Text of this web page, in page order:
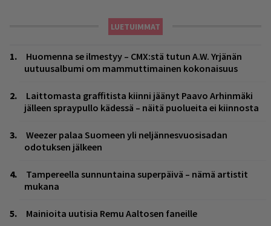
LUETUIMMAT
Huomenna se ilmestyy – CMX:stä tutun A.W. Yrjänän
uutuusalbumi om mammuttimainen kokonaisuus
Laittomasta graffitista kiinni jäänyt Paavo Arhinmäki
jälleen spraypullo kädessä – näitä puolueita ei kiinnosta
Weezer palaa Suomeen yli neljännesvuosisadan
odotuksen jälkeen
Tampereella sunnuntaina superpäivä – nämä artistit
mukana
Mainioita uutisia Remu Aaltosen faneille